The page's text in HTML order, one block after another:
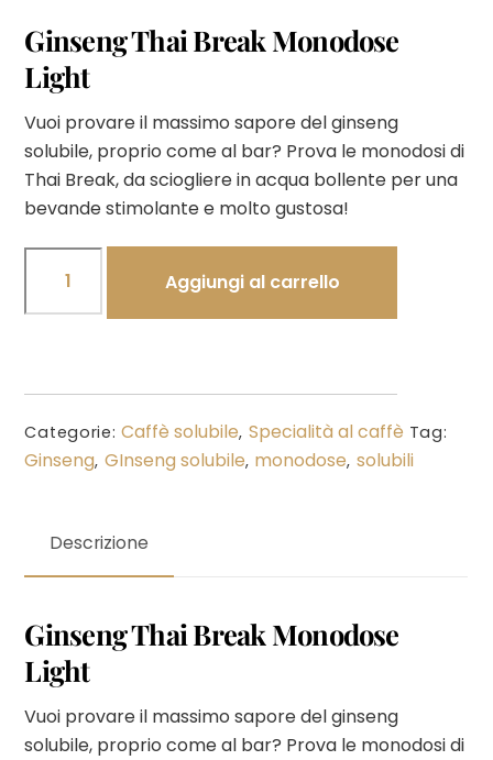
Ginseng Thai Break Monodose
Light
Vuoi provare il massimo sapore del ginseng
solubile, proprio come al bar? Prova le monodosi di
Thai Break, da sciogliere in acqua bollente per una
bevande stimolante e molto gustosa!
Break
quantità
Aggiungi al carrello
Categorie:Caffè solubile, Specialità al caffè Tag:
Ginseng, GInseng solubile, monodose, solubili
Descrizione
Ginseng Thai Break Monodose
Light
Vuoi provare il massimo sapore del ginseng
solubile, proprio come al bar? Prova le monodosi di